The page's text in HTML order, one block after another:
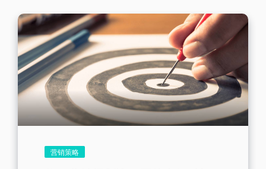
以看看大家喜欢用哪些表情符号表达心
情： ? 耸肩 ? 喜极而泣
...
营销策略